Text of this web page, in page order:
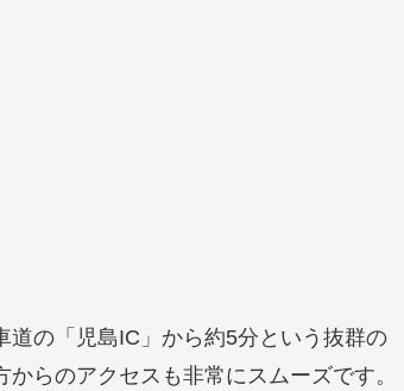
の「児島IC」から約5分という抜群の
らのアクセスも非常にスムーズです。